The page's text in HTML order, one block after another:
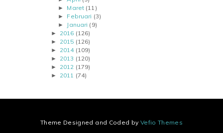
► Maret (11)
► Februari (3)
► Januari (9)
► 2016 (126)
► 2015 (126)
► 2014 (109)
► 2013 (120)
► 2012 (179)
► 2011 (74)
Theme Designed and Coded by Vefio Themes